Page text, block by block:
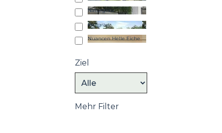
Naturgrau
Hellgrau
Nuancen Helle Eiche
Ziel
Mehr Filter